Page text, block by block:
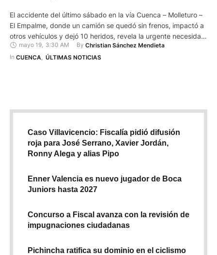
El accidente del último sábado en la vía Cuenca – Molleturo –
El Empalme, donde un camión se quedó sin frenos, impactó a
otros vehículos y dejó 10 heridos, revela la urgente necesidad
de implementar medidas de seguridad. De acuerdo con las
primeras indagaciones, el pesado vehículo, que circulaba
mayo 19, 3:30 AM By Christian Sánchez Mendieta
In CUENCA ÚLTIMAS NOTICIAS
Caso Villavicencio: Fiscalía pidió difusión
roja para José Serrano, Xavier Jordán,
Ronny Alega y alias Pipo
Enner Valencia es nuevo jugador de Boca
Juniors hasta 2027
Concurso a Fiscal avanza con la revisión de
impugnaciones ciudadanas
Pichincha ratifica su dominio en el ciclismo